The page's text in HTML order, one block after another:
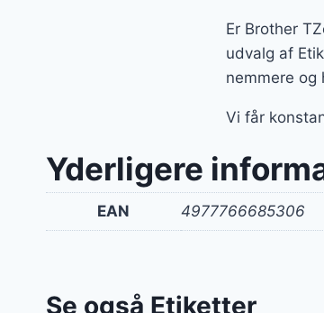
Er Brother
udvalg af
nemmere
Vi får
Yderligere
EAN 4977766685306
Se også Etiketter